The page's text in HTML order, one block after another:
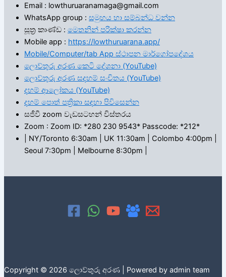
Email : lowthuruaranamaga@gmail.com
WhatsApp group : සමුහය හා සම්බන්ධ වන්න
සූත්‍ර කාණ්ඩ : මෙතනින් පරික්ෂා කරන්න
Mobile app : https://lowthuruarana.app/
Mobile/Computer/tab App ස්ථාපන මාර්ගෝපදේශය
ලොව්තුරු අරණ කෙටි දේශනා (YouTube)
ලොව්තුරු අරණ සදහම් සංචිතය (YouTube)
දහම් ආලෝකය (YouTube)
දහම් පොත් පත්‍රිකා සඳහා පිවිසෙන්න
සජීවී zoom වැඩසටහන් විස්තරය
Zoom : Zoom ID: *280 230 9543* Passcode: *212*
| NY/Toronto 6:30am | UK 11:30am | Colombo 4:00pm |
Seoul 7:30pm | Melbourne 8:30pm |
Copyright © 2026 ලොව්තුරු අරණ | Powered by admin team